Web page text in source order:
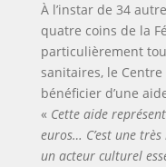
À l’instar de 34
quatre coins de la
particulièrement
sanitaires, le
bénéficier d’une
« Cette aide
euros… C’est une
un acteur culturel